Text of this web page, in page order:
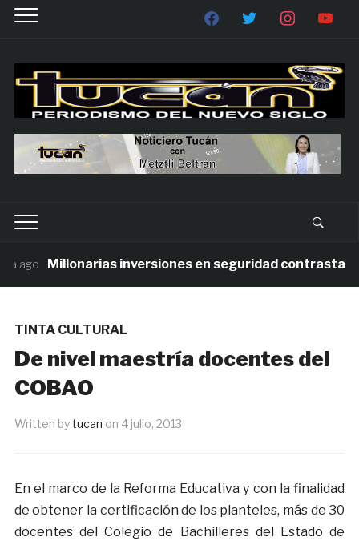
Millonarias inversiones en seguridad contrastan
TINTA CULTURAL
De nivel maestría docentes del
COBAO
Written bytucan on 4 julio, 2013
En el marco de la Reforma Educativa y con la finalidad
de obtener la certificación de los planteles, más de 30
docentes del Colegio de Bachilleres del Estado de